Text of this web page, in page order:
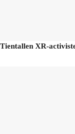
Tientallen XR-